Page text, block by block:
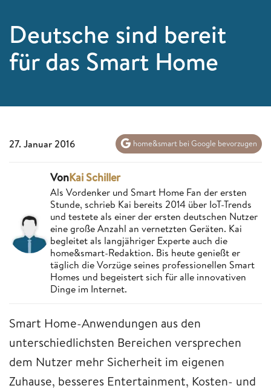
Deutsche sind bereit
für das Smart Home
27. Januar 2016 home&smart bei Google bevorzugen
VonKai Schiller
Als Vordenker und Smart Home Fan der ersten
Stunde, schrieb Kai bereits 2014 über IoT-Trends
und testete als einer der ersten deutschen Nutzer
eine große Anzahl an vernetzten Geräten. Kai
begleitet als langjähriger Experte auch die
home&smart-Redaktion. Bis heute genießt er
täglich die Vorzüge seines professionellen Smart
Homes und begeistert sich für alle innovativen
Dinge im Internet.
Smart Home-Anwendungen aus den
unterschiedlichsten Bereichen versprechen
dem Nutzer mehr Sicherheit im eigenen
Zuhause, besseres Entertainment, Kosten- und